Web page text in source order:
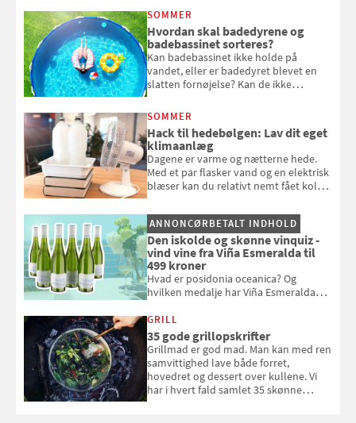
at bede naboen om at vande eller
komme hjem til døde planter
SOMMER
Hvordan skal badedyrene og
badebassinet sorteres?
Kan badebassinet ikke holde på
vandet, eller er badedyret blevet en
slatten fornøjelse? Kan de ikke
opmærksom, når du smider
badebassinet eller et badedyr ud
SOMMER
Hack til hedebølgen: Lav dit eget
klimaanlæg
Dagene er varme og nætterne hede.
Med et par flasker vand og en elektrisk
blæser kan du relativt nemt fået koldt
og se, hvordan du gør
ANNONCØRBETALT INDHOLD
Den iskolde og skønne vinquiz -
vind vine fra Viña Esmeralda til
499 kroner
Hvad er posidonia oceanica? Og
hvilken medalje har Viña Esmeralda
med i Samvirkes skønne vinquiz, hvor
du kan vinde 6 flasker vin fra Viña
Esmeralda. Konkurrencen slutter 1.
september 2026.
GRILL
35 gode grillopskrifter
Grillmad er god mad. Man kan med ren
samvittighed lave både forret,
hovedret og dessert over kullene. Vi
har i hvert fald samlet 35 skønne